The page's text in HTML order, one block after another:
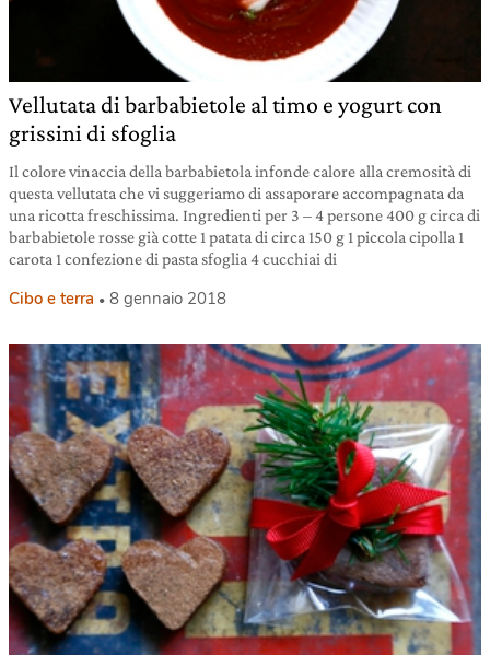
Vellutata di barbabietole al timo e yogurt con
grissini di sfoglia
Il colore vinaccia della barbabietola infonde calore alla cremosità di
questa vellutata che vi suggeriamo di assaporare accompagnata da
una ricotta freschissima. Ingredienti per 3 – 4 persone 400 g circa di
barbabietole rosse già cotte 1 patata di circa 150 g 1 piccola cipolla 1
carota 1 confezione di pasta sfoglia 4 cucchiai di
Cibo e terra 8 gennaio 2018